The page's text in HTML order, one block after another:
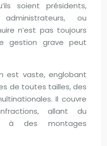
soient présidents,
ou
n’est pas toujours
gestion grave peut
est vaste, englobant
de toutes tailles, des
Il couvre
allant du
à des montages